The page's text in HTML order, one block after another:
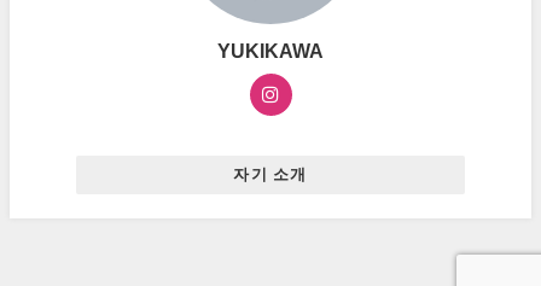
YUKIKAWA
자기 소개